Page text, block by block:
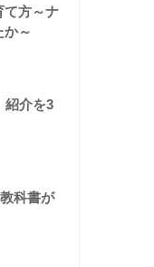
て方～ナ
か～
紹介を3
科書が